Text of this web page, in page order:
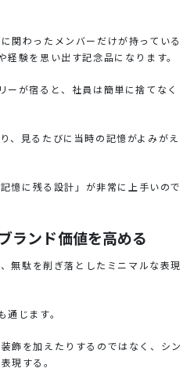
関わったメンバーだけが持っている
験を思い出す記念品になります。
ーが宿ると、社員は簡単に捨てなく
、見るたびに当時の記憶がよみがえ
憶に残る設計」が非常に上手いので
ランド価値を高める
無駄を削ぎ落としたミニマルな表現
じます。
飾を加えたりするのではなく、シン
現する。